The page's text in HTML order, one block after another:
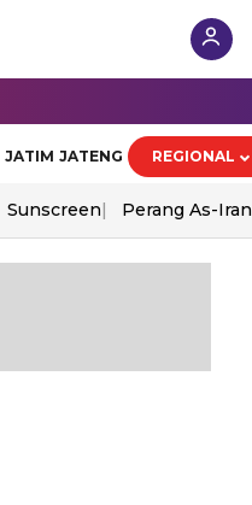
JATIM JATENG REGIONAL
Sunscreen Perang As-Iran